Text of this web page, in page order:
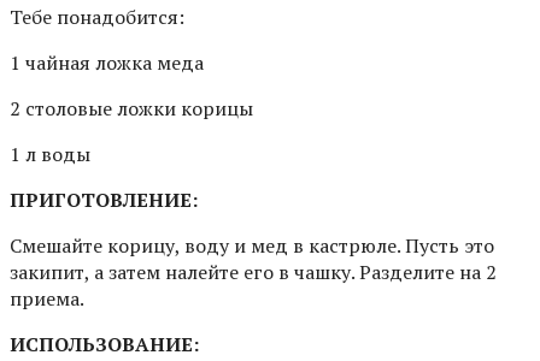
Тебе понадобится:
1 чайная ложка меда
2 столовые ложки корицы
1 л воды
ПРИГОТОВЛЕНИЕ:
Смешайте корицу, воду и мед в кастрюле. Пусть это
закипит, а затем налейте его в чашку. Разделите на 2
приема.
ИСПОЛЬЗОВАНИЕ: